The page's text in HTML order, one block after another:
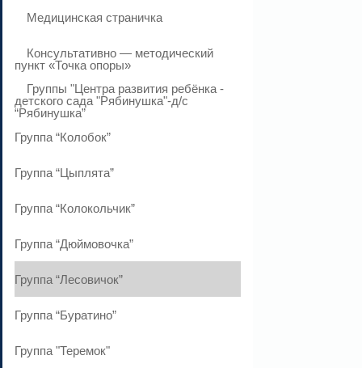
Медицинская страничка
Консультативно — методический
пункт «Точка опоры»
Группы "Центра развития ребёнка -
детского сада "Рябинушка"-д/с
“Рябинушка”
Группа “Колобок”
Группа “Цыплята”
Группа “Колокольчик”
Группа “Дюймовочка”
Группа “Лесовичок”
Группа “Буратино”
Группа "Теремок"